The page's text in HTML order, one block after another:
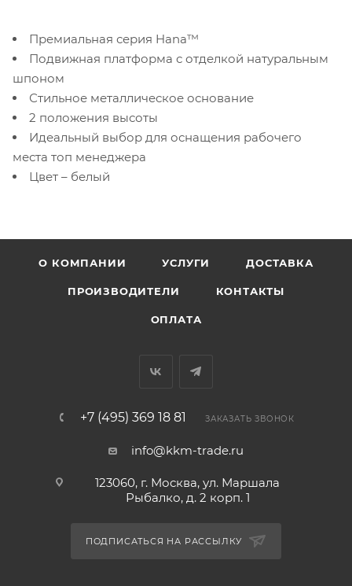
Премиальная серия Hana™
Подвижная платформа с отделкой натуральным
шпоном
Стильное металлическое основание
2 положения высоты
Идеальный выбор для оснащения рабочего
места топ менеджера
Цвет – белый
О КОМПАНИИ УСЛУГИ ДОСТАВКА
ПРОИЗВОДИТЕЛИ КОНТАКТЫ
ОПЛАТА
+7 (495) 369 18 81 ЗАКАЗАТЬ ЗВОНОК
info@kkm-trade.ru
123060, г. Москва, ул. Маршала
Рыбалко, д. 2 корп. 1
ПОДПИСАТЬСЯ НА РАССЫЛКУ